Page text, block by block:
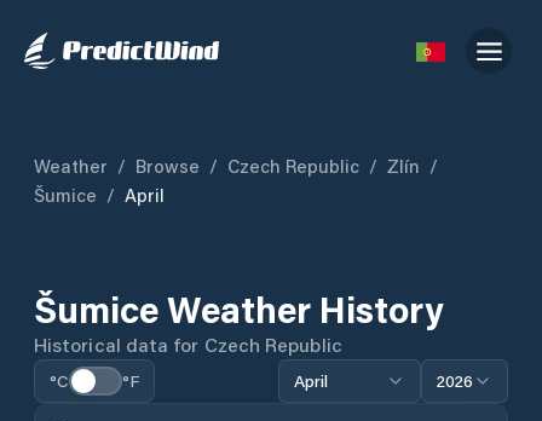
Weather / Browse / Czech Republic / Zlín /
Šumice / April
ŠumiceWeather History
Historical data for Czech Republic
°C °F April 2026